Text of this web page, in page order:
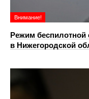
Внимание!
Режим беспилотной
в Нижегородской